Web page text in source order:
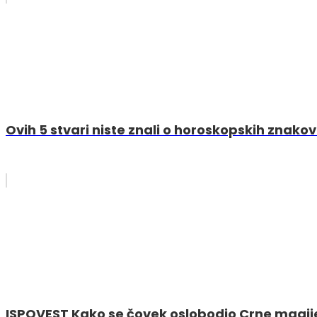
Ovih 5 stvari niste znali o horoskopskih